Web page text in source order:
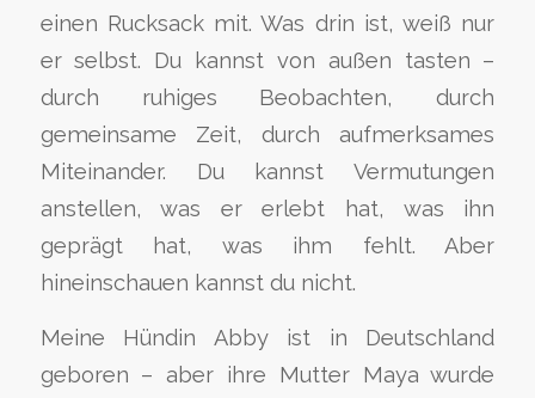
einen Rucksack mit. Was drin ist, weiß nur
er selbst. Du kannst von außen tasten –
durch ruhiges Beobachten, durch
gemeinsame Zeit, durch aufmerksames
Miteinander. Du kannst Vermutungen
anstellen, was er erlebt hat, was ihn
geprägt hat, was ihm fehlt. Aber
hineinschauen kannst du nicht.
Meine Hündin Abby ist in Deutschland
geboren – aber ihre Mutter Maya wurde